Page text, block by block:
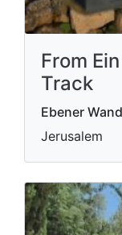
From
Track
Ebener
Jerusalem